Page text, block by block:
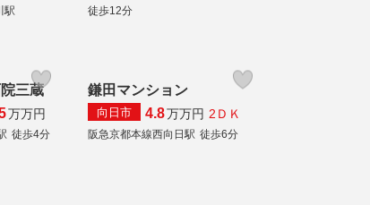
駅
徒歩12分
三蔵
万万円
徒歩4分
鎌田マンション
向日市 4.8万万円 2ＤＫ
阪急京都本線西向日駅 徒歩6分